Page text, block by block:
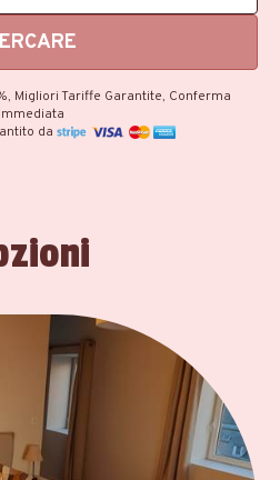
Migliori Tariffe Garantite, Conferma
Immediata
da